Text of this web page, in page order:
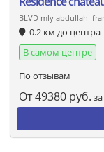
BLVD mly abdullah
0.2 км до центра
В самом центре
По отзывам
От49380 руб.